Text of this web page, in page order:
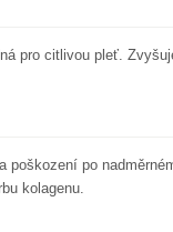
pro citlivou pleť.
poškození po
kolagenu.